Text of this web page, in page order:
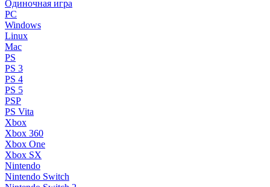
Одиночная игра
PC
Windows
Linux
Mac
PS
PS 3
PS 4
PS 5
PSP
PS Vita
Xbox
Xbox 360
Xbox One
Xbox SX
Nintendo
Nintendo Switch